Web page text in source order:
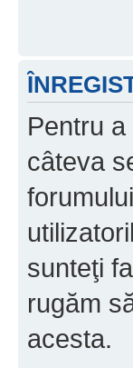
Pentru
câteva
sunteţi
rugăm
acesta.